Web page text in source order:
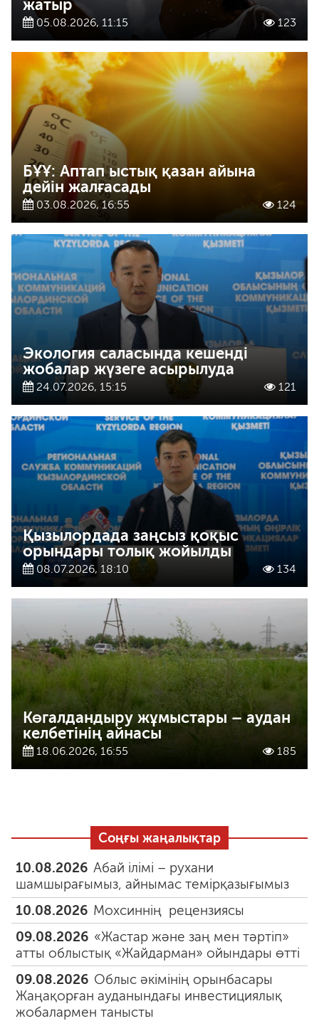
жатыр
05.08.2026, 11:15 123
БҰҰ: Аптап ыстық қазан айына
дейін жалғасады
03.08.2026, 16:55 124
Экология саласында кешенді
жобалар жүзеге асырылуда
24.07.2026, 15:15 121
Қызылордада заңсыз қоқыс
орындары толық жойылды
08.07.2026, 18:10 134
Көгалдандыру жұмыстары – аудан
келбетінің айнасы
18.06.2026, 16:55 185
Соңғы жаңалықтар
10.08.2026 Абай ілімі – рухани
шамшырағымыз, айнымас темірқазығымыз
10.08.2026 Мохсиннің рецензиясы
09.08.2026 «Жастар және заң мен тәртіп»
атты облыстық «Жайдарман» ойындары өтті
09.08.2026 Облыс әкімінің орынбасары
Жаңақорған ауданындағы инвестициялық
жобалармен танысты